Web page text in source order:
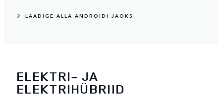
LAADIGE ALLA ANDROIDI JAOKS
ELEKTRI- JA
ELEKTRIHÜBRIID